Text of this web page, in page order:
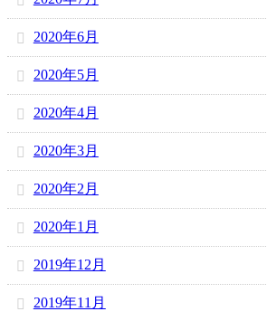
2020年6月
2020年5月
2020年4月
2020年3月
2020年2月
2020年1月
2019年12月
2019年11月